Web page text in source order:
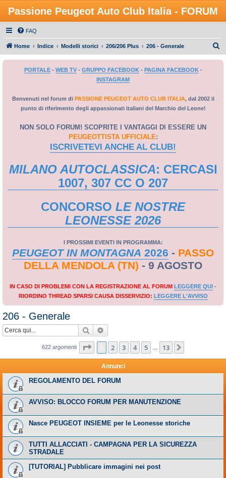
Passione Peugeot Auto Club Italia - FORUM
FAQ
Home Indice Modelli storici 206/206 Plus 206 - Generale
PORTALE- WEB TV- GRUPPO FACEBOOK- PAGINA FACEBOOK-
INSTAGRAM
Benvenuti nel forum di PASSIONE PEUGEOT AUTO CLUB ITALIA, dal 2002 il
punto di riferimento degli appassionati italiani del Marchio del Leone!
NON SOLO FORUM! SCOPRITE I VANTAGGI DI ESSERE UN
PEUGEOTTISTA UFFICIALE:
ISCRIVETEVI ANCHE AL CLUB!
MILANO AUTOCLASSICA: CERCASI
1007, 307 CC O 207
CONCORSO LE NOSTRE
LEONESSE 2026
I PROSSIMI EVENTI IN PROGRAMMA:
PEUGEOT IN MONTAGNA 2026 - PASSO
DELLA MENDOLA (TN) - 9 AGOSTO
IN CASO DI PROBLEMI CON LA REGISTRAZIONE AL FORUM LEGGERE QUI -
RIORDINO THREAD SPARSI CAUSA DISSERVIZIO: LEGGERE L'AVVISO
206 - Generale
Cerca
622 argomenti Pagina di 13
2 3 4 5 13
Annunci
REGOLAMENTO DEL FORUM
AVVISO: BLOCCO FORUM PER MANUTENZIONE
Nasce PEUGEOT INSIEME per le Leonesse storiche
TUTTI ALLACCIATI - CAMPAGNA PER LA SICUREZZA
STRADALE
[TUTORIAL] Pubblicare immagini nei post